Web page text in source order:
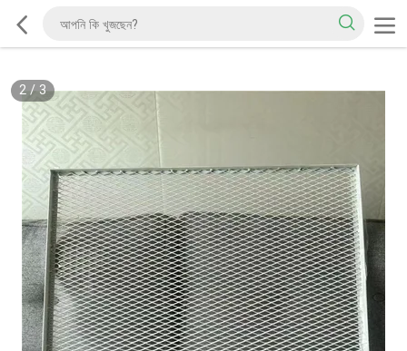
2/ 3